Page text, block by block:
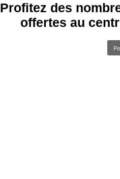
Profitez des
offertes au